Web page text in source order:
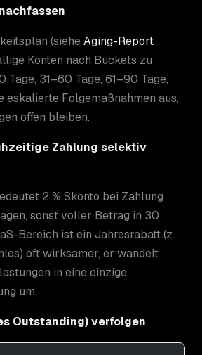
(siehe Aging-Report
Konten nach Buckets zu
31–60 Tage, 61–90 Tage,
eskalierte Folgemaßnahmen aus,
offen bleiben.
Zahlung selektiv
2 % Skonto bei Zahlung
sonst voller Betrag in 30
Bereich ist ein Jahresrabatt (z.
oft wirksamer, er wandelt
in eine einzige
um.
Outstanding) verfolgen